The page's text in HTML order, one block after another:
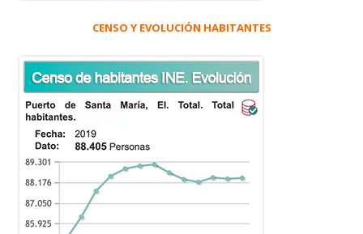
CENSO Y EVOLUCIÓN HABITANTES